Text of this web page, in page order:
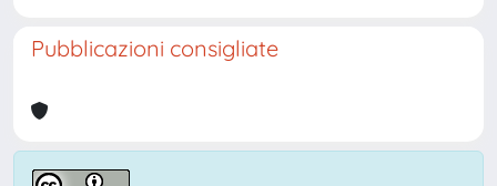
Pubblicazioni consigliate